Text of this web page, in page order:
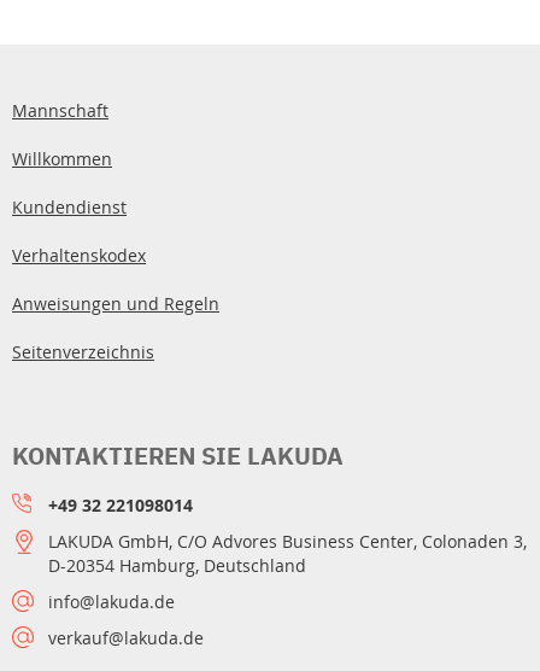
Mannschaft
Willkommen
Kundendienst
Verhaltenskodex
Anweisungen und Regeln
Seitenverzeichnis
KONTAKTIEREN SIE LAKUDA
+49 32 221098014
LAKUDA GmbH, C/O Advores Business Center, Colonaden 3,
D-20354 Hamburg, Deutschland
info@lakuda.de
verkauf@lakuda.de